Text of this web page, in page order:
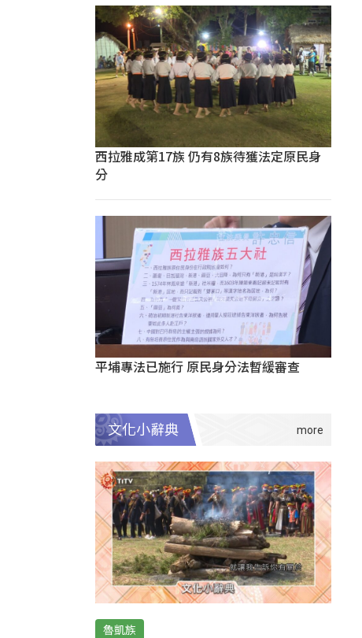
西拉雅成第17族 仍有8族待獲法定原民身
分
平埔專法已施行 原民身分法暫緩審查
文化小辭典
魯凱族